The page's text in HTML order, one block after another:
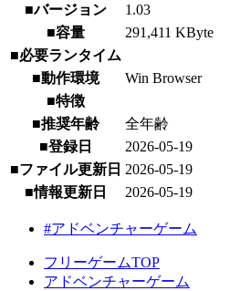
■バージョン
1.03
■容量
291,411 KByte
■必要ランタイム
■動作環境
Win Browser
■特徴
■推奨年齢
全年齢
■登録日
2026-05-19
■ファイル更新日 2026-05-19
■情報更新日
2026-05-19
#アドベンチャーゲーム
フリーゲームTOP
アドベンチャーゲーム